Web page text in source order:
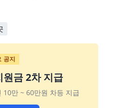
공지
금 2차 지급
10만 ~ 60만원 차등 지급